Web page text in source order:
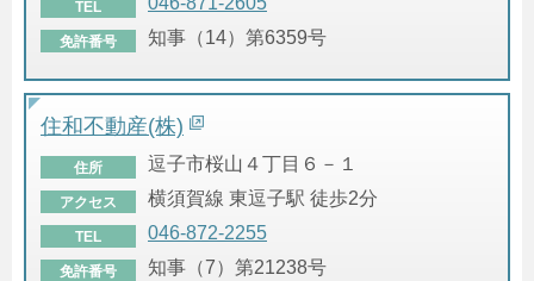
TEL
免許番号 知事（14）第6359号
住和不動産(株)
住所 逗子市桜山４丁目６－１
アクセス 横須賀線 東逗子駅 徒歩2分
TEL 046-872-2255
免許番号 知事（7）第21238号